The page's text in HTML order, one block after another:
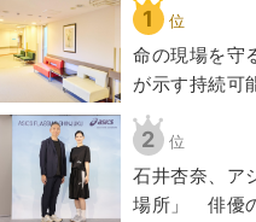
1 位
命の現場を守
が示す持続可
2 位
石井杏奈、ア
場所」 俳優